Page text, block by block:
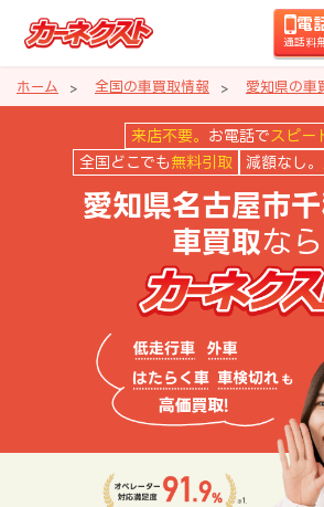
電
通話料
ホーム 全国の車買取情報 愛知県の車
愛知県名古屋市千種
来店不要。 お電話で スピー
全国どこでも 無料引取 減額なし。
愛知県名古屋市
車買取なら